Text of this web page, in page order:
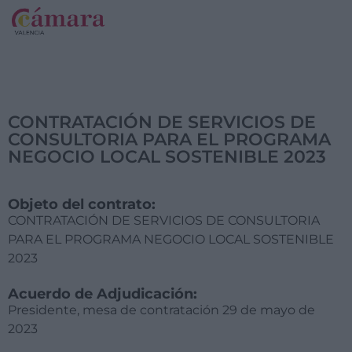
CONTRATACIÓN DE SERVICIOS DE
CONSULTORIA PARA EL PROGRAMA
NEGOCIO LOCAL SOSTENIBLE 2023
Objeto del contrato:
CONTRATACIÓN DE SERVICIOS DE CONSULTORIA
PARA EL PROGRAMA NEGOCIO LOCAL SOSTENIBLE
2023
Acuerdo de Adjudicación:
Presidente, mesa de contratación 29 de mayo de
2023